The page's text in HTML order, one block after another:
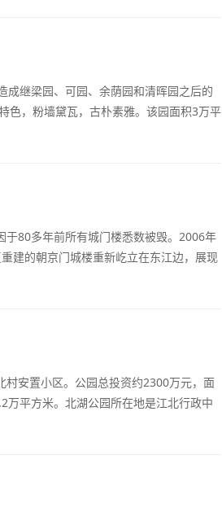
成继梁园、可园、余荫园和清晖园之后的
色，粉墙黛瓦，古朴素雅。该园面积3万平
80多年前所有城门楼悉数被毁。2006年
建的朝京门城楼重新屹立在东江边，展现
安置小区。公园总投资约2300万元，面
平方米。北湖公园所在地是江北行政中